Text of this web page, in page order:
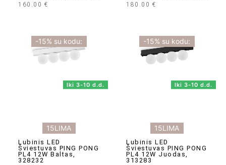
160.00 € 180.00 €
15LIMA
-15% su kodu:
Iki 3-10 d.d.
Lubinis LED
Šviestuvas PING PONG
PL4 12W Baltas,
328232
15LIMA
-15% su kodu:
Iki 3-10 d.d.
Lubinis LED
Šviestuvas PING PONG
PL4 12W Juodas,
313283